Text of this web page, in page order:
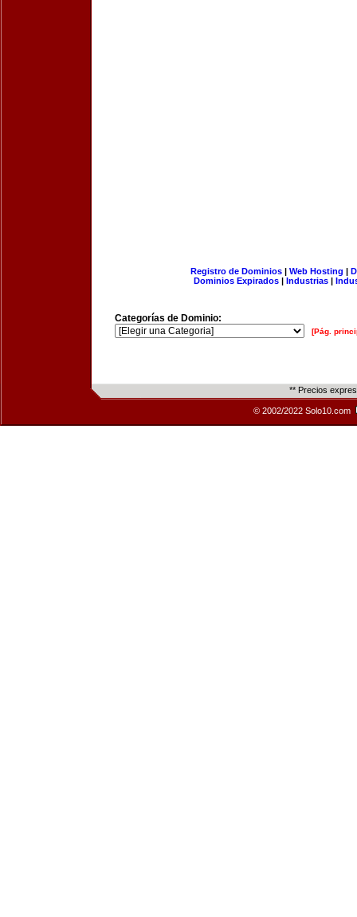
Registro de Dominios| Web Hosting |
Dominios Expirados | Industrias |
Categorías de Dominio:
[Pág.
** Precios
© 2002/2022 Solo10.com